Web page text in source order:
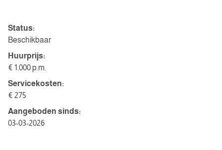
Status:
Beschikbaar
Huurprijs:
€ 1.000 p.m.
Servicekosten:
€ 275
Aangeboden sinds:
03-03-2026